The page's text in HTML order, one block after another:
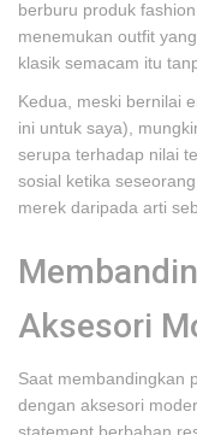
berburu produk
menemukan outfit
klasik semacam itu
Kedua, meski bernilai
ini untuk saya),
serupa terhadap nilai
sosial ketika
merek daripada arti
Aksesori
Saat membandingkan
dengan aksesori